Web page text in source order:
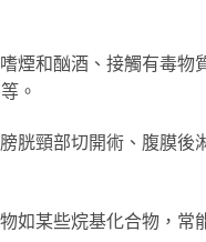
和酗酒、接觸有毒物
。
頸部切開術、腹膜後
如某些烷基化合物，常